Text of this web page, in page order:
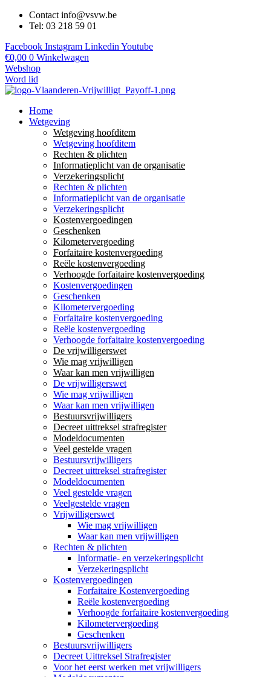
Contact info@vsvw.be
Tel: 03 218 59 01
Facebook Instagram Linkedin Youtube
€0,00 0 Winkelwagen
Webshop
Word lid
Home
Wetgeving
Wetgeving hoofditem
Wetgeving hoofditem
Rechten & plichten
Informatieplicht van de organisatie
Verzekeringsplicht
Rechten & plichten
Informatieplicht van de organisatie
Verzekeringsplicht
Kostenvergoedingen
Geschenken
Kilometervergoeding
Forfaitaire kostenvergoeding
Reële kostenvergoeding
Verhoogde forfaitaire kostenvergoeding
Kostenvergoedingen
Geschenken
Kilometervergoeding
Forfaitaire kostenvergoeding
Reële kostenvergoeding
Verhoogde forfaitaire kostenvergoeding
De vrijwilligerswet
Wie mag vrijwilligen
Waar kan men vrijwilligen
De vrijwilligerswet
Wie mag vrijwilligen
Waar kan men vrijwilligen
Bestuursvrijwilligers
Decreet uittreksel strafregister
Modeldocumenten
Veel gestelde vragen
Bestuursvrijwilligers
Decreet uittreksel strafregister
Modeldocumenten
Veel gestelde vragen
Veelgestelde vragen
Vrijwilligerswet
Wie mag vrijwilligen
Waar kan men vrijwilligen
Rechten & plichten
Informatie- en verzekeringsplicht
Verzekeringsplicht
Kostenvergoedingen
Forfaitaire Kostenvergoeding
Reële kostenvergoeding
Verhoogde forfaitaire kostenvergoeding
Kilometervergoeding
Geschenken
Bestuursvrijwilligers
Decreet Uittreksel Strafregister
Voor het eerst werken met vrijwilligers